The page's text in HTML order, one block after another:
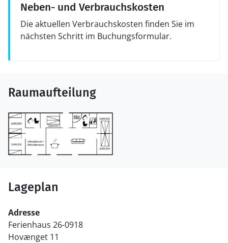
Neben- und Verbrauchskosten
Die aktuellen Verbrauchskosten finden Sie im
nächsten Schritt im Buchungsformular.
Raumaufteilung
Lageplan
Adresse
Ferienhaus 26-0918
Hovænget 11